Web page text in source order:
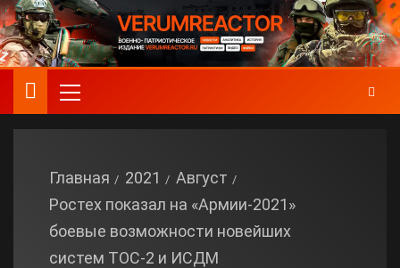
Главная 2021
Август
Ростех показал на «Армии-2021»
боевые возможности новейших
систем ТОС-2 и ИСДМ